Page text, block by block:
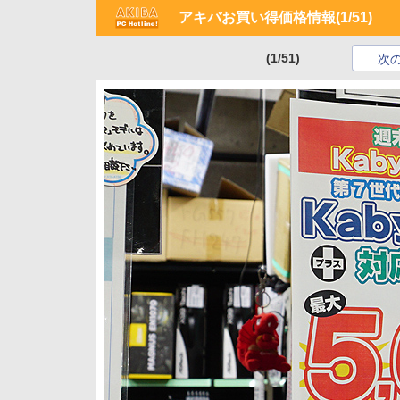
アキバお買い得価格情報(1/51)
(1/51) 次